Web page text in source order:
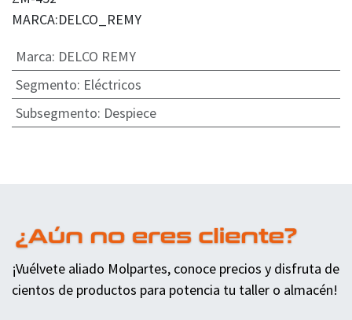
MARCA:DELCO_REMY
Marca: DELCO REMY
Segmento: Eléctricos
Subsegmento: Despiece
¡Vuélvete aliado Molpartes, conoce precios y disfruta de
cientos de productos para potencia tu taller o almacén!